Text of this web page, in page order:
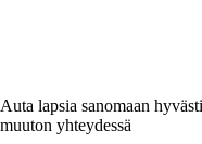
Auta lapsia sanomaan
muuton yhteydessä